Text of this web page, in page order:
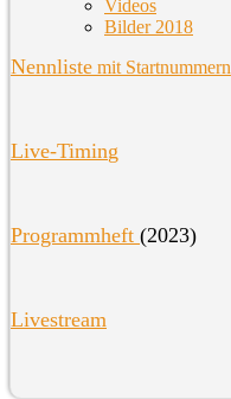
Videos
Bilder 2018
Nennliste mit Startnummern
Live-Timing
Programmheft (2023)
Livestream